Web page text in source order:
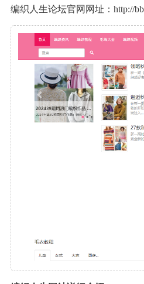
编织人生论坛官网网址：http://